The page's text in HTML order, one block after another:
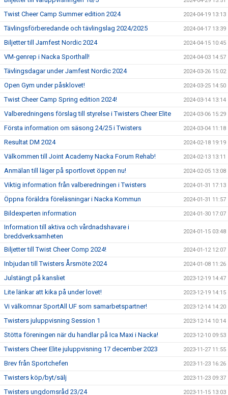
Twist Cheer Camp Summer edition 2024 2024-04-19 13:13
Tävlingsförberedande och tävlingslag 2024/2025 2024-04-17 13:39
Biljetter till Jamfest Nordic 2024 2024-04-15 10:45
VM-genrep i Nacka Sporthall! 2024-04-03 14:57
Tävlingsdagar under Jamfest Nordic 2024 2024-03-26 15:02
Open Gym under påsklovet! 2024-03-25 14:50
Twist Cheer Camp Spring edition 2024! 2024-03-14 13:14
Valberedningens förslag till styrelse i Twisters Cheer Elite 2024-03-06 15:29
Första information om säsong 24/25 i Twisters 2024-03-04 11:18
Resultat DM 2024 2024-02-18 19:19
Välkommen till Joint Academy Nacka Forum Rehab! 2024-02-13 13:11
Anmälan till läger på sportlovet öppen nu! 2024-02-05 13:08
Viktig information från valberedningen i Twisters 2024-01-31 17:13
Öppna föräldra föreläsningar i Nacka Kommun 2024-01-31 11:57
Bildexperten information 2024-01-30 17:07
Information till aktiva och vårdnadshavare i
breddverksamheten
2024-01-15 03:48
Biljetter till Twist Cheer Comp 2024! 2024-01-12 12:07
Inbjudan till Twisters Årsmöte 2024 2024-01-08 11:26
Julstängt på kansliet 2023-12-19 14:47
Lite länkar att kika på under lovet! 2023-12-19 14:15
Vi välkomnar SportAll UF som samarbetspartner! 2023-12-14 14:20
Twisters juluppvisning Session 1 2023-12-14 10:14
Stötta föreningen när du handlar på Ica Maxi i Nacka! 2023-12-10 09:53
Twisters Cheer Elite juluppvisning 17 december 2023 2023-11-27 11:55
Brev från Sportchefen 2023-11-23 16:26
Twisters köp/byt/sälj 2023-11-23 09:37
Twisters ungdomsråd 23/24 2023-11-15 13:03